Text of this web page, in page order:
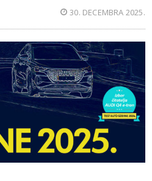
30. DECEMBRA 2025.